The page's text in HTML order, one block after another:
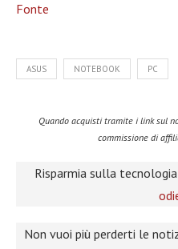
Fonte
ASUS NOTEBOOK PC
Quando acquisti tramite i link sul
commissione di
Risparmia sulla
Non vuoi più perderti le